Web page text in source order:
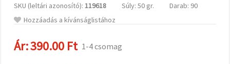
Az "Összes
elfogadása"
gombra
elfogadhatja
az összes
SKU (leltári azonosító): 119618 Súly: 50 gr.
Darab: 90
Hozzáadás a kívánságlistához
Ár:390.00 Ft 1-4 csomag